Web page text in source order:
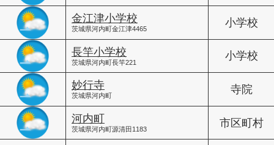
金江津小学校
茨城県河内町金江津4465
小学校
長竿小学校
茨城県河内町長竿221
小学校
妙行寺
茨城県河内町
寺院
河内町
茨城県河内町源清田1183
市区町村